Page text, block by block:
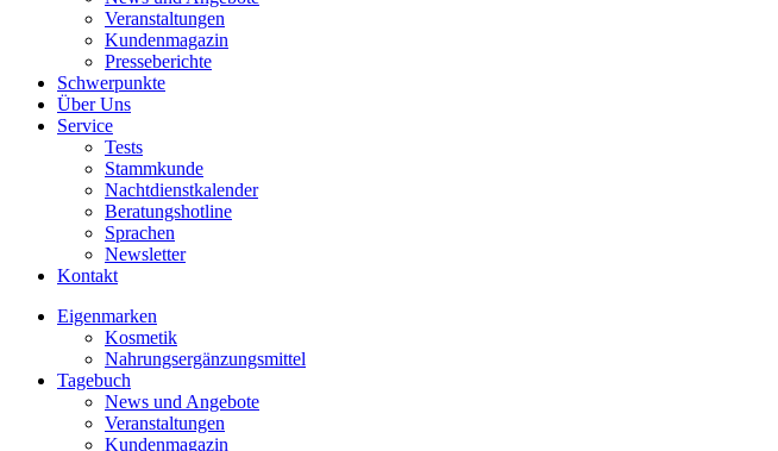
Veranstaltungen
Kundenmagazin
Presseberichte
Schwerpunkte
Über Uns
Service
Tests
Stammkunde
Nachtdienstkalender
Beratungshotline
Sprachen
Newsletter
Kontakt
Eigenmarken
Kosmetik
Nahrungsergänzungsmittel
Tagebuch
News und Angebote
Veranstaltungen
Kundenmagazin